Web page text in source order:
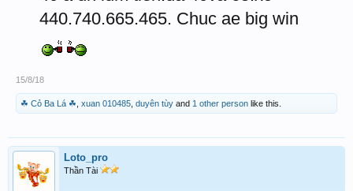
440.740.665.465. Chuc ae big win
15/8/18
☘ Cỏ Ba Lá ☘ xuan 010485 duyên tùy and 1 other person like this.
Loto_pro
Thần Tài